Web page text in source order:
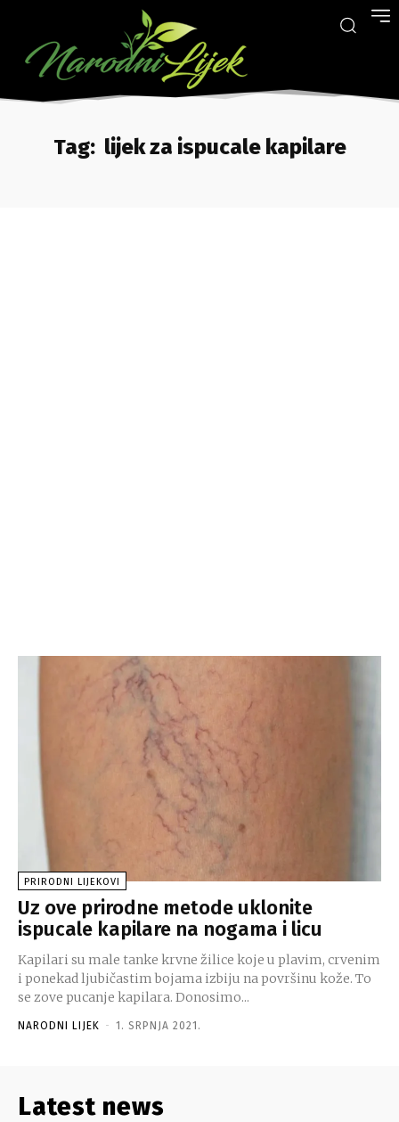
Tag: lijek za ispucale kapilare
PRIRODNI LIJEKOVI
Uz ove prirodne metode uklonite
ispucale kapilare na nogama i licu
Kapilari su male tanke krvne žilice koje u plavim, crvenim
i ponekad ljubičastim bojama izbiju na površinu kože. To
se zove pucanje kapilara. Donosimo...
NARODNI LIJEK - 1. SRPNJA 2021.
Latest news